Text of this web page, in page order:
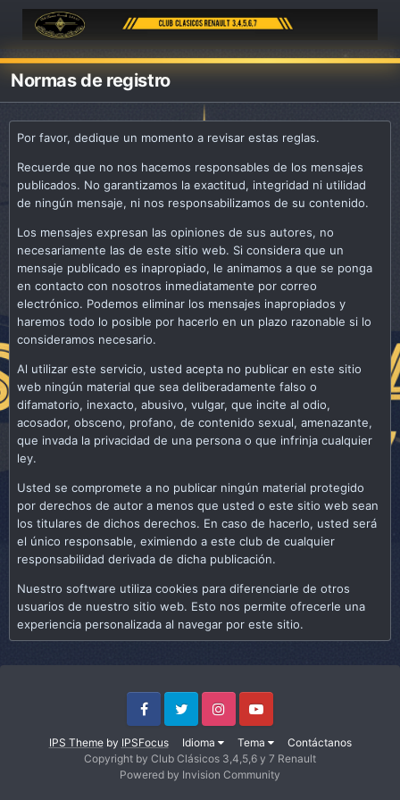
Normas de registro
Por favor, dedique un momento a revisar estas reglas.
Recuerde que no nos hacemos responsables de los mensajes
publicados. No garantizamos la exactitud, integridad ni utilidad
de ningún mensaje, ni nos responsabilizamos de su contenido.
Los mensajes expresan las opiniones de sus autores, no
necesariamente las de este sitio web. Si considera que un
mensaje publicado es inapropiado, le animamos a que se ponga
en contacto con nosotros inmediatamente por correo
electrónico. Podemos eliminar los mensajes inapropiados y
haremos todo lo posible por hacerlo en un plazo razonable si lo
consideramos necesario.
Al utilizar este servicio, usted acepta no publicar en este sitio
web ningún material que sea deliberadamente falso o
difamatorio, inexacto, abusivo, vulgar, que incite al odio,
acosador, obsceno, profano, de contenido sexual, amenazante,
que invada la privacidad de una persona o que infrinja cualquier
ley.
Usted se compromete a no publicar ningún material protegido
por derechos de autor a menos que usted o este sitio web sean
los titulares de dichos derechos. En caso de hacerlo, usted será
el único responsable, eximiendo a este club de cualquier
responsabilidad derivada de dicha publicación.
Nuestro software utiliza cookies para diferenciarle de otros
usuarios de nuestro sitio web. Esto nos permite ofrecerle una
experiencia personalizada al navegar por este sitio.
IPS Themeby IPSFocus Idioma Tema Contáctanos
FacebookTwitter InstagramYoutube
Copyright by Club Clásicos 3,4,5,6 y 7 Renault
Powered by Invision Community